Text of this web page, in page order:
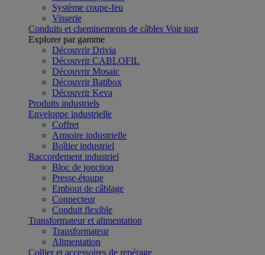
Système coupe-feu
Visserie
Conduits et cheminements de câbles Voir tout
Explorer par gamme
Découvrir Drivia
Découvrir CABLOFIL
Découvrir Mosaic
Découvrir Batibox
Découvrir Keva
Produits industriels
Enveloppe industrielle
Coffret
Armoire industrielle
Boîtier industriel
Raccordement industriel
Bloc de jonction
Presse-étoupe
Embout de câblage
Connecteur
Conduit flexible
Transformateur et alimentation
Transformateur
Alimentation
Collier et accessoires de repérage